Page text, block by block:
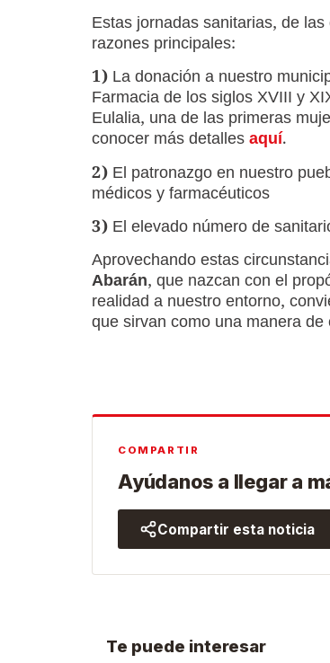
Estas jornadas sanitarias, de
razones principales:
1) La donación a nuestro
Farmacia de los siglos XVIII y
Eulalia, una de las primeras
conocer más detallesaquí.
2) El patronazgo en nuestro
médicos y farmacéuticos
3) El elevado número de
Aprovechando estas
Abarán, que nazcan con el
realidad a nuestro entorno,
que sirvan como una manera
COMPARTIR
Ayúdanos a llegar a
Compartir esta noticia
Te puede interesar